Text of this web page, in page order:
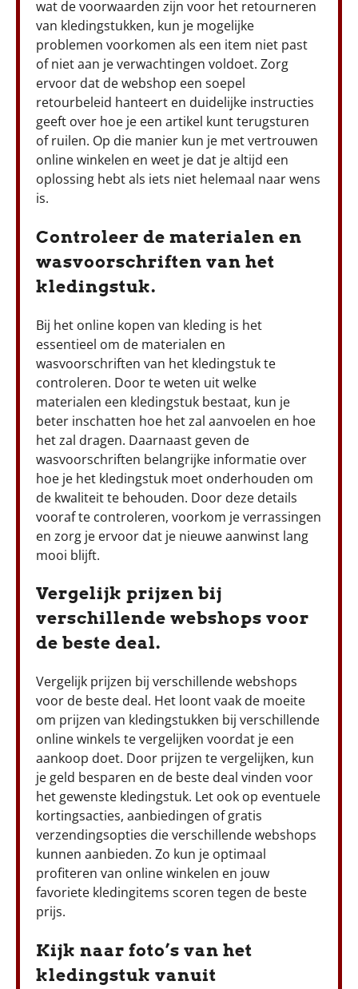
wat de voorwaarden zijn voor het retourneren
van kledingstukken, kun je mogelijke
problemen voorkomen als een item niet past
of niet aan je verwachtingen voldoet. Zorg
ervoor dat de webshop een soepel
retourbeleid hanteert en duidelijke instructies
geeft over hoe je een artikel kunt terugsturen
of ruilen. Op die manier kun je met vertrouwen
online winkelen en weet je dat je altijd een
oplossing hebt als iets niet helemaal naar wens
is.
Controleer de materialen en
wasvoorschriften van het
kledingstuk.
Bij het online kopen van kleding is het
essentieel om de materialen en
wasvoorschriften van het kledingstuk te
controleren. Door te weten uit welke
materialen een kledingstuk bestaat, kun je
beter inschatten hoe het zal aanvoelen en hoe
het zal dragen. Daarnaast geven de
wasvoorschriften belangrijke informatie over
hoe je het kledingstuk moet onderhouden om
de kwaliteit te behouden. Door deze details
vooraf te controleren, voorkom je verrassingen
en zorg je ervoor dat je nieuwe aanwinst lang
mooi blijft.
Vergelijk prijzen bij
verschillende webshops voor
de beste deal.
Vergelijk prijzen bij verschillende webshops
voor de beste deal. Het loont vaak de moeite
om prijzen van kledingstukken bij verschillende
online winkels te vergelijken voordat je een
aankoop doet. Door prijzen te vergelijken, kun
je geld besparen en de beste deal vinden voor
het gewenste kledingstuk. Let ook op eventuele
kortingsacties, aanbiedingen of gratis
verzendingsopties die verschillende webshops
kunnen aanbieden. Zo kun je optimaal
profiteren van online winkelen en jouw
favoriete kledingitems scoren tegen de beste
prijs.
Kijk naar foto’s van het
kledingstuk vanuit